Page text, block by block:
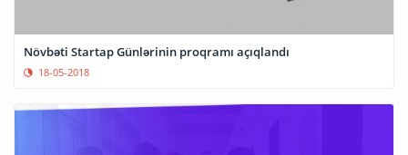
Növbəti Startap Günlərinin proqramı açıqlandı
18-05-2018